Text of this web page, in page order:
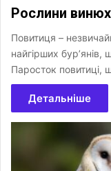
Рослини
Повитиця –
найгірших
Паросток повитиці,
Детальніше